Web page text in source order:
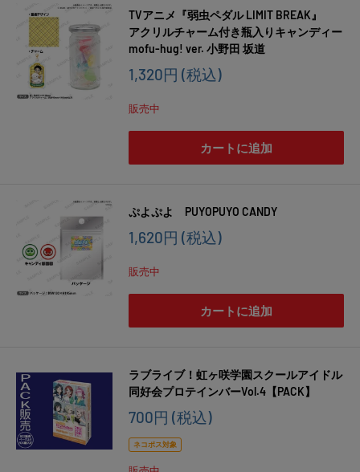
TVアニメ『弱虫ペダル LIMIT BREAK』
アクリルチャーム付き瓶入りキャンディー
mofu-hug! ver. 小野田 坂道
販
価
格
1,320円 (税込)
販売中
カートに追加
ぷよぷよ PUYOPUYO CANDY
販
価
格
1,620円 (税込)
販売中
カートに追加
ラブライブ！虹ヶ咲学園スクールアイドル
同好会プロテインバーVol.4【PACK】
販
価
格
700円 (税込)
ネコポス対象